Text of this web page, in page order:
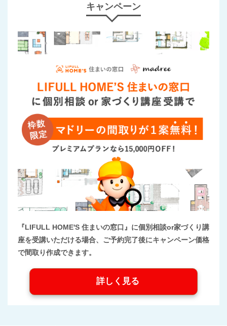
キャンペーン
『LIFULL HOME'S 住まいの窓口』に個別相談or家づくり講
座を受講いただける場合、ご予約完了後にキャンペーン価格
で間取り作成できます。
詳しく見る